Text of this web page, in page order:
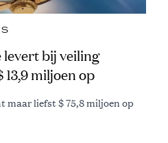
levert bij veiling
miljoen op
maar liefst $ 75,8 miljoen op